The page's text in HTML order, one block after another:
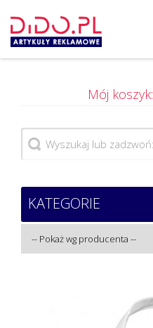
Mój koszyk:
KATEGORIE